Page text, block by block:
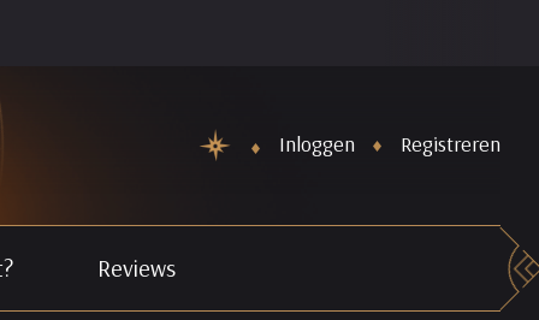
Inloggen Registreren
Reviews